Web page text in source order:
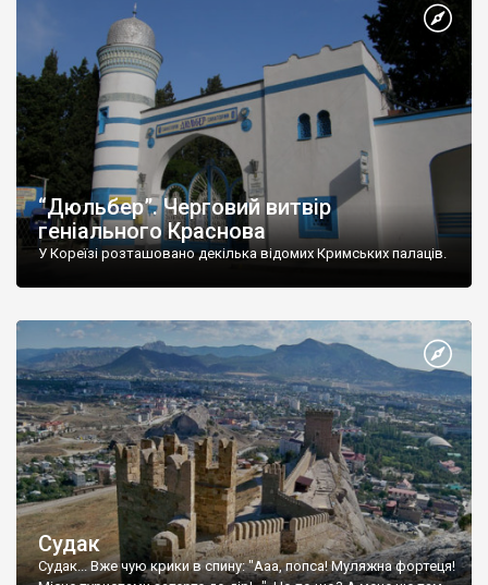
“Дюльбер”. Черговий витвір
геніального Краснова
У Кореїзі розташовано декілька відомих Кримських палаців.
Судак
Судак... Вже чую крики в спину: "Ааа, попса! Муляжна фортеця!